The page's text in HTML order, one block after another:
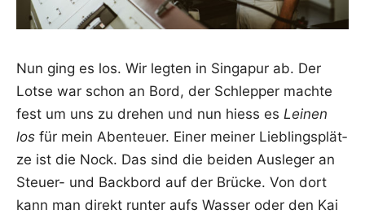
Nun ging es los. Wir leg­ten in Sin­ga­pur ab. Der
Lot­se war schon an Bord, der Schlep­per mach­te
fest um uns zu dre­hen und nun hiess es Lei­nen
los für mein Aben­teu­er. Einer mei­ner Lieb­lings­plät­
ze ist die Nock. Das sind die bei­den Aus­le­ger an
Steu­er- und Back­bord auf der Brü­cke. Von dort
kann man direkt run­ter aufs Was­ser oder den Kai